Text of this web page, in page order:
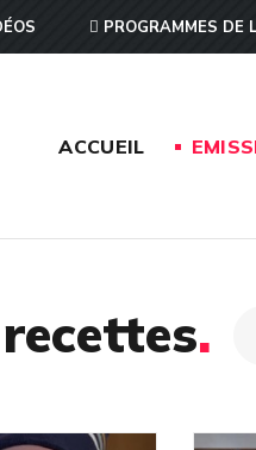
PROGRAMMES DE
ACCUEIL
.